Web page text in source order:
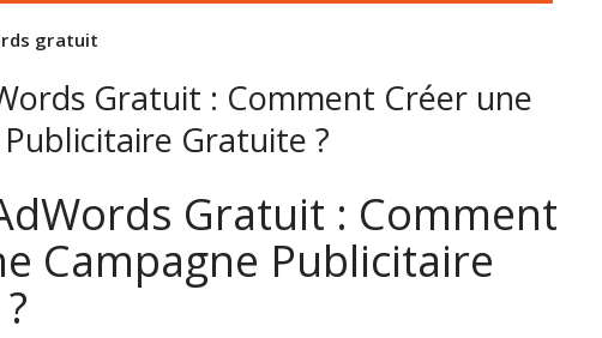
gratuit
Gratuit : Comment Créer une
Gratuite ?
Gratuit : Comment
Campagne Publicitaire